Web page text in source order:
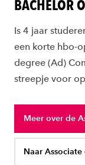
BACHELOR
Is 4 jaar
een korte hbo-
degree (Ad)
streepje voor
Meer over de
Naar